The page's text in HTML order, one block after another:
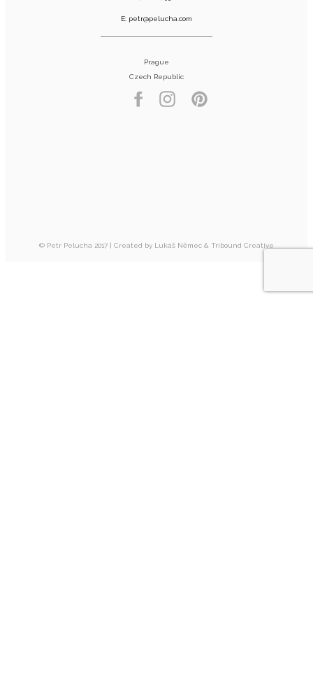
E: petr@pelucha.com
Prague
Czech Republic
© Petr Pelucha 2017 | Created by Lukáš Němec & Tribound Creative